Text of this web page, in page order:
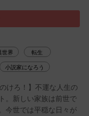
世界 転生
小説家になろう
けろ！】不運な人生の
。新しい家族は前世で
今世では平穏な日々が